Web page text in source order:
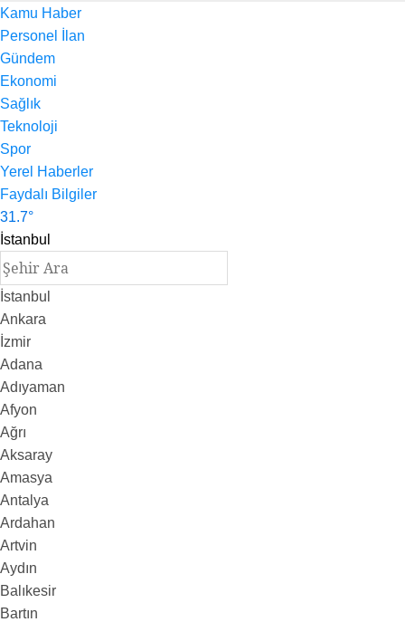
Kamu Haber
Personel İlan
Gündem
Ekonomi
Sağlık
Teknoloji
Spor
Yerel Haberler
Faydalı Bilgiler
31.7°
İstanbul
İstanbul
Ankara
İzmir
Adana
Adıyaman
Afyon
Ağrı
Aksaray
Amasya
Antalya
Ardahan
Artvin
Aydın
Balıkesir
Bartın